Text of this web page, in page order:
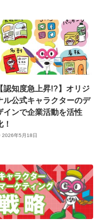
【認知度急上昇!?】オリジ
ル公式キャラクターのデ
インで企業活動を活性
！
2026年5月18日